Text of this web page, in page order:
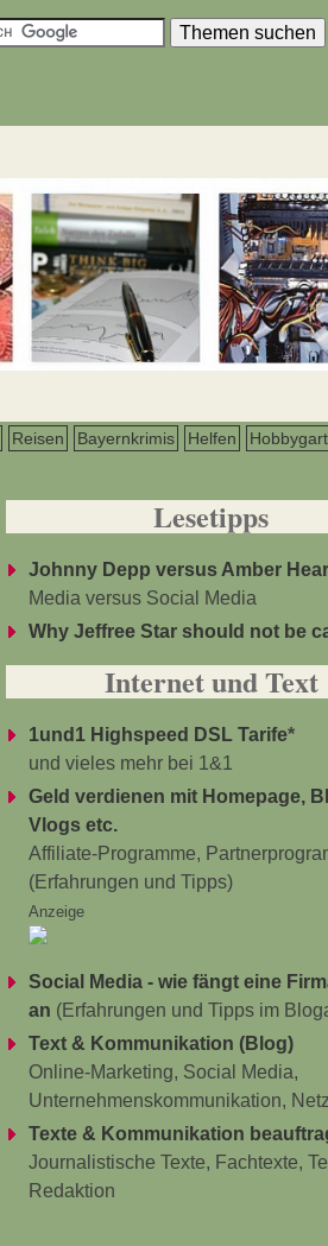
Reisen Bayernkrimis Helfen
Lesetipps
Johnny Depp versus Amber
Media versus Social Media
Why Jeffree Star should not be
Internet und Text
1und1 Highspeed DSL Tarife*
und vieles mehr bei 1&1
Geld verdienen mit Homepage,
Vlogs etc.
Affiliate-Programme,
(Erfahrungen und Tipps)
Anzeige
Social Media - wie fängt eine
an (Erfahrungen und Tipps im
Text & Kommunikation (Blog)
Online-Marketing, Social Media,
Unternehmenskommunikation,
Texte & Kommunikation
Journalistische Texte, Fachtexte,
Redaktion